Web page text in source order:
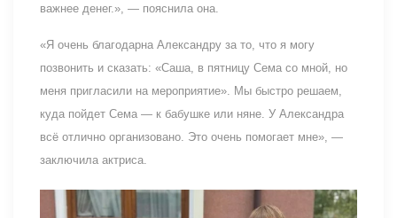
важнее денег.», — пояснила она.
«Я очень благодарна Александру за то, что я могу
позвонить и сказать: «Саша, в пятницу Сема со мной, но
меня пригласили на мероприятие». Мы быстро решаем,
куда пойдет Сема — к бабушке или няне. У Александра
всё отлично организовано. Это очень помогает мне», —
заключила актриса.